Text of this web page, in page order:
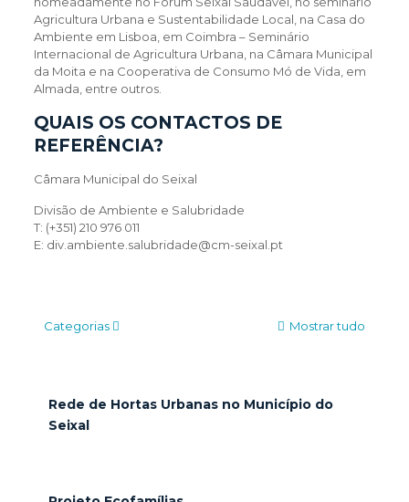
Agricultura Urbana e Sustentabilidade Local, na Casa do
Ambiente em Lisboa, em Coimbra – Seminário
Internacional de Agricultura Urbana, na Câmara Municipal
da Moita e na Cooperativa de Consumo Mó de Vida, em
Almada, entre outros.
QUAIS OS CONTACTOS DE
REFERÊNCIA?
Câmara Municipal do Seixal
Divisão de Ambiente e Salubridade
T: (+351) 210 976 011
E: div.ambiente.salubridade@cm-seixal.pt
Categorias Mostrar tudo
Rede de Hortas Urbanas no Município do
Seixal